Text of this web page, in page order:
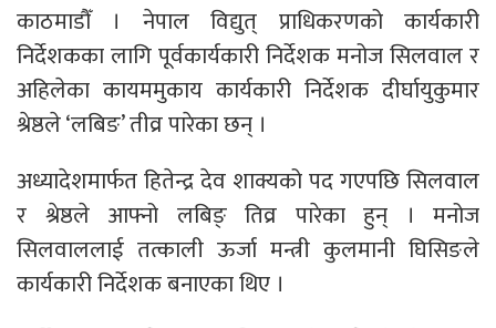
काठमाडौँ । नेपाल विद्युत् प्राधिकरणको कार्यकारी
निर्देशकका लागि पूर्वकार्यकारी निर्देशक मनोज सिलवाल र
अहिलेका कायममुकाय कार्यकारी निर्देशक दीर्घायुकुमार
श्रेष्ठले ‘लबिङ’ तीव्र पारेका छन् ।
अध्यादेशमार्फत हितेन्द्र देव शाक्यको पद गएपछि सिलवाल
र श्रेष्ठले आफ्नो लबिङ् तिव्र पारेका हुन् । मनोज
सिलवाललाई तत्काली ऊर्जा मन्त्री कुलमानी घिसिङले
कार्यकारी निर्देशक बनाएका थिए ।